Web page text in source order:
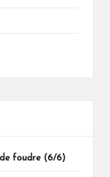
de foudre (6/6)